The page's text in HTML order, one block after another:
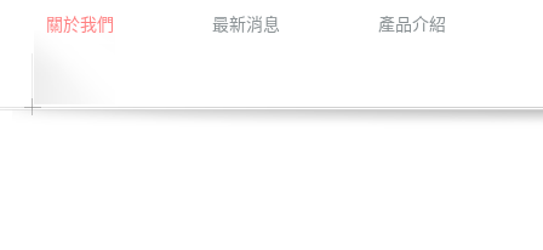
關於我們 最新消息 產品介紹